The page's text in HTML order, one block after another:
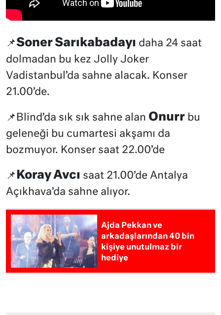
📌Soner Sarıkabadayı daha 24 saat
dolmadan bu kez Jolly Joker
Vadistanbul’da sahne alacak. Konser
21.00’de.
📌Blind’da sık sık sahne alan Onurr bu
geleneği bu cumartesi akşamı da
bozmuyor. Konser saat 22.00’de
📌 Koray Avcı saat 21.00’de Antalya
Açıkhava’da sahne alıyor.
Ajda Pekkan ve
arkadaşlarından 40 bin
kişiye unutulmaz bir
hediye